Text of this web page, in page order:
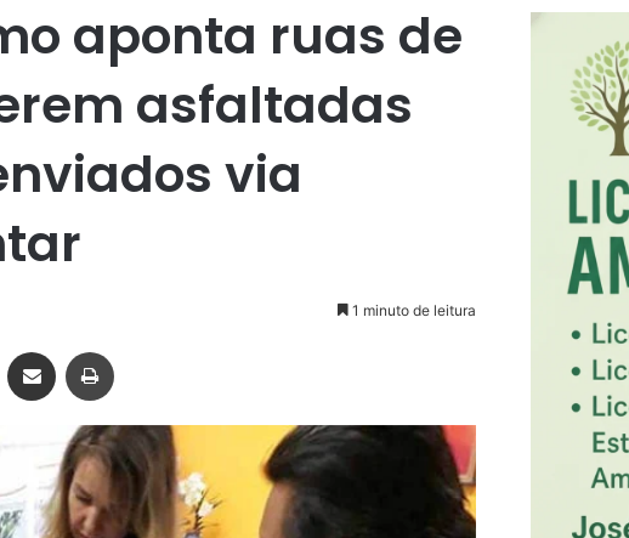
aponta ruas de
asfaltadas
via
1 minuto de leitura
Compartilhar via e-mail